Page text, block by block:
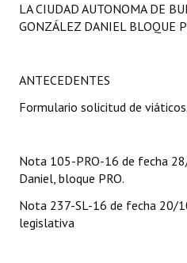
Programas
Carta Orgánica 2007
Reglamento Interno
Digesto
LA CIUDAD AUTONOMA DE
GONZÁLEZ DANIEL BLOQUE
ANTECEDENTES
Formulario solicitud de viáticos.
Nota 105-PRO-16 de fecha
Daniel, bloque PRO.
Nota 237-SL-16 de fecha 20/
legislativa